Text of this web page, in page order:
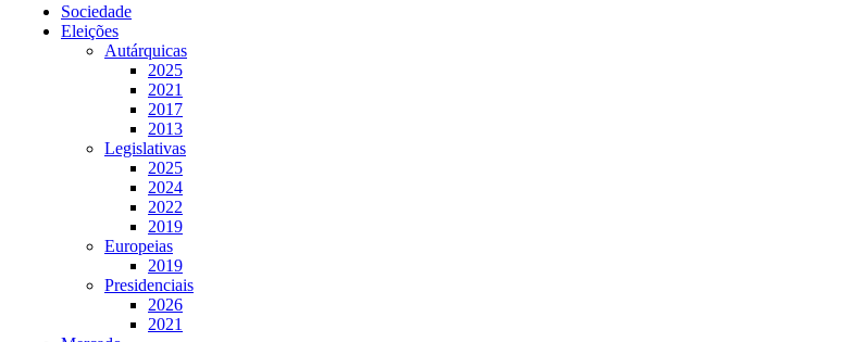
Sociedade
Eleições
Autárquicas
2025
2021
2017
2013
Legislativas
2025
2024
2022
2019
Europeias
2019
Presidenciais
2026
2021